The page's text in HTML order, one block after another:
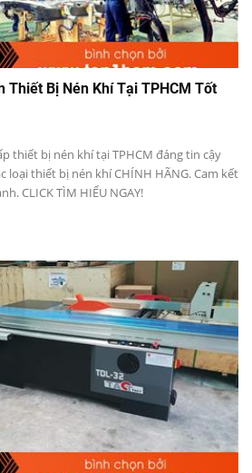
Thiết Bị Nén Khí Tại TPHCM Tốt
thiết bị nén khí tại TPHCM đáng tin cậy
loại thiết bị nén khí CHÍNH HÃNG. Cam kết
CLICK TÌM HIỂU NGAY!